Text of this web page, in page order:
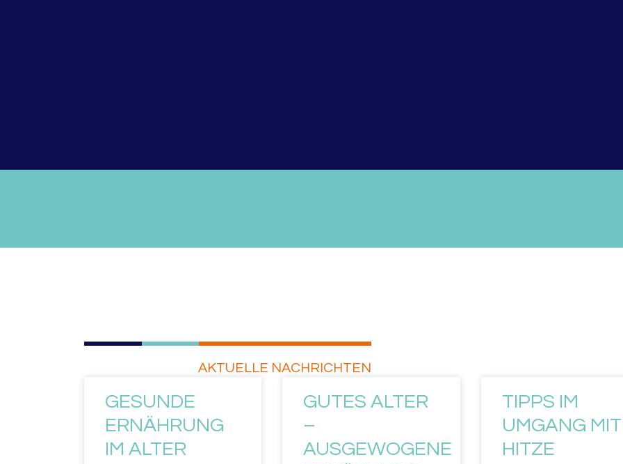
AKTUELLE NACHRICHTEN
GESUNDE
ERNÄHRUNG
IM ALTER
GUTES ALTER
–
AUSGEWOGENE
TIPPS IM
UMGANG MIT
HITZE